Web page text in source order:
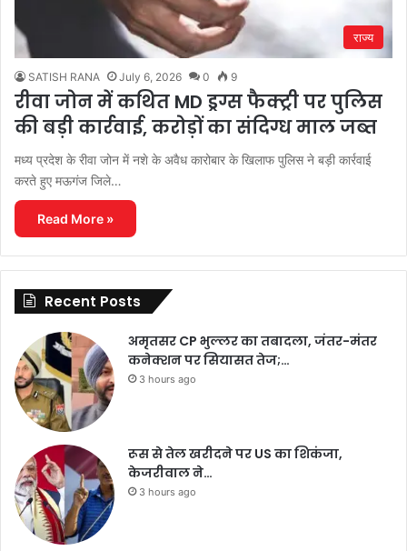
राज्य
SATISH RANA July 6, 2026 0 9
रीवा जोन में कथित MD ड्रग्स फैक्ट्री पर पुलिस
की बड़ी कार्रवाई, करोड़ों का संदिग्ध माल जब्त
मध्य प्रदेश के रीवा जोन में नशे के अवैध कारोबार के खिलाफ पुलिस ने बड़ी कार्रवाई
करते हुए मऊगंज जिले…
Read More »
Recent Posts
अमृतसर CP भुल्लर का तबादला, जंतर-मंतर
कनेक्शन पर सियासत तेज;…
3 hours ago
रूस से तेल खरीदने पर US का शिकंजा,
केजरीवाल ने…
3 hours ago